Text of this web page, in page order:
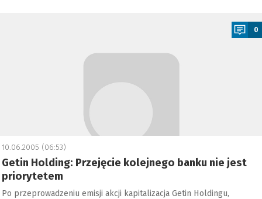
0
10.06.2005 (06:53)
Getin Holding: Przejęcie kolejnego banku nie jest
priorytetem
Po przeprowadzeniu emisji akcji kapitalizacja Getin Holdingu,